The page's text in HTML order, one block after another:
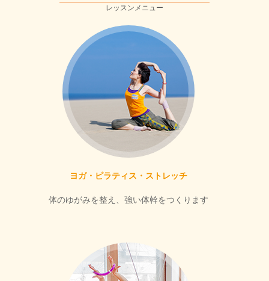
レッスンメニュー
ヨガ・ピラティス・ストレッチ
体のゆがみを整え、強い体幹をつくります